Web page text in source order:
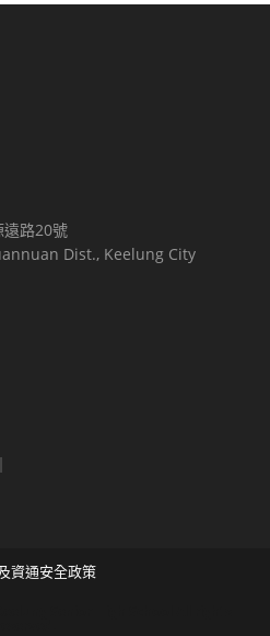
路20號
Dist., Keelung City
｜
資通安全政策